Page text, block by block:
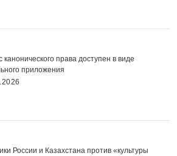
канонического права доступен в виде
приложения
России и Казахстана против «культуры